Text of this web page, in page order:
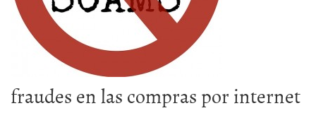
fraudes en las compras por internet